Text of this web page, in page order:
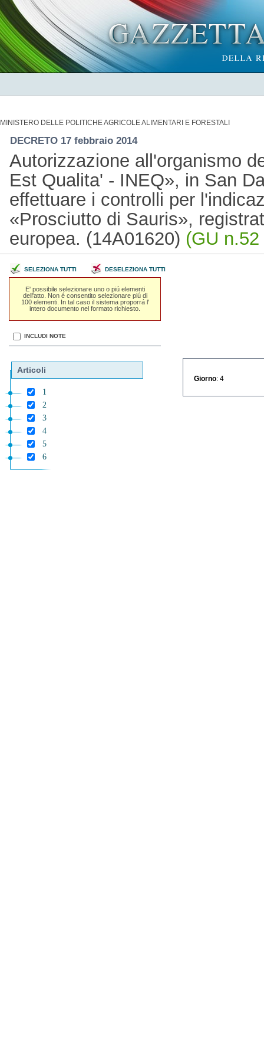
MINISTERO DELLE POLITICHE AGRICOLE ALIMENTARI E FORESTALI
DECRETO 17 febbraio 2014
Autorizzazione all'organismo
Est Qualita' - INEQ», in San
effettuare i controlli per
«Prosciutto di Sauris»,
europea. (14A01620) (GU
SELEZIONA TUTTI DESELEZIONA TUTTI
E' possibile selezionare uno o piú elementi
dell'atto. Non é consentito selezionare piú di
100 elementi. In tal caso il sistema proporrá l'
intero documento nel formato richiesto.
INCLUDI NOTE
Articoli
1
2
3
4
5
6
Giorno : 4